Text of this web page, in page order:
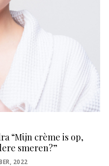
“Mijn crème is op,
smeren?”
2022